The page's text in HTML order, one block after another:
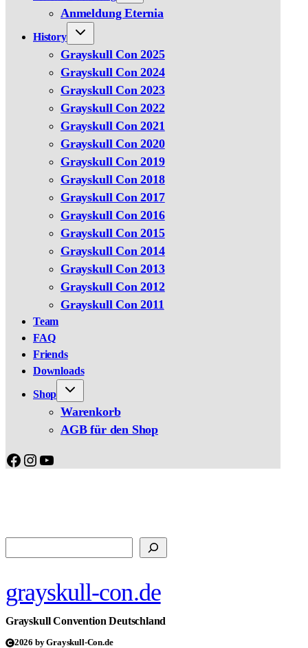
Anmeldung Eternia
History
Grayskull Con 2025
Grayskull Con 2024
Grayskull Con 2023
Grayskull Con 2022
Grayskull Con 2021
Grayskull Con 2020
Grayskull Con 2019
Grayskull Con 2018
Grayskull Con 2017
Grayskull Con 2016
Grayskull Con 2015
Grayskull Con 2014
Grayskull Con 2013
Grayskull Con 2012
Grayskull Con 2011
Team
FAQ
Friends
Downloads
Shop
Warenkorb
AGB für den Shop
Facebook
Instagram
YouTube
grayskull-con.de
Grayskull Convention Deutschland
2026 by Grayskull-Con.de